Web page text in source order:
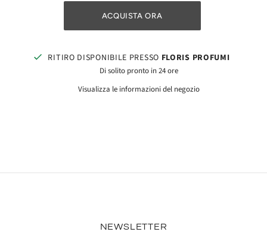
ACQUISTA ORA
RITIRO DISPONIBILE PRESSO FLORIS PROFUMI
Di solito pronto in 24 ore
Visualizza le informazioni del negozio
NEWSLETTER